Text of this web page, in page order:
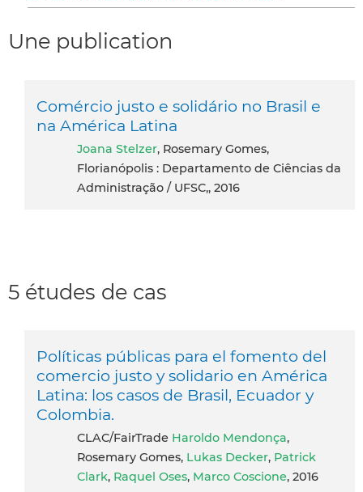
Une publication
Comércio justo e solidário no Brasil e
na América Latina
Joana Stelzer, Rosemary Gomes,
Florianópolis : Departamento de Ciências da
Administração / UFSC,, 2016
5 études de cas
Políticas públicas para el fomento del
comercio justo y solidario en América
Latina: los casos de Brasil, Ecuador y
Colombia.
CLAC/FairTrade Haroldo Mendonça,
Rosemary Gomes, Lukas Decker, Patrick
Clark, Raquel Oses, Marco Coscione, 2016